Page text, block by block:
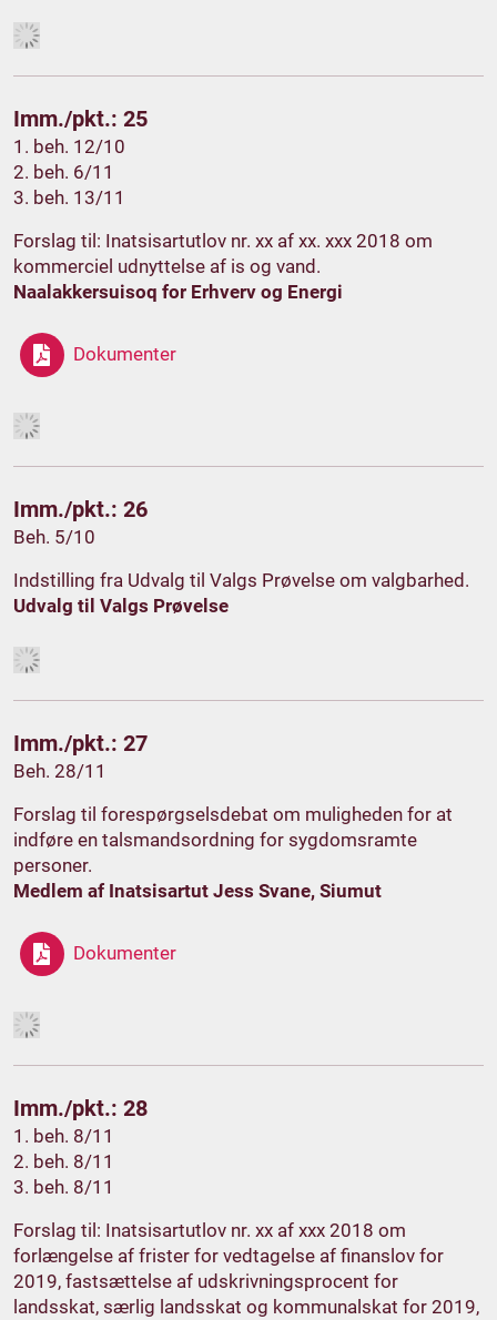
Imm./pkt.: 25
1. beh. 12/10
2. beh. 6/11
3. beh. 13/11
Forslag til: Inatsisartutlov nr. xx af xx. xxx 2018 om
kommerciel udnyttelse af is og vand.
Naalakkersuisoq for Erhverv og Energi
Dokumenter
Imm./pkt.: 26
Beh. 5/10
Indstilling fra Udvalg til Valgs Prøvelse om valgbarhed.
Udvalg til Valgs Prøvelse
Imm./pkt.: 27
Beh. 28/11
Forslag til forespørgselsdebat om muligheden for at
indføre en talsmandsordning for sygdomsramte
personer.
Medlem af Inatsisartut Jess Svane, Siumut
Dokumenter
Imm./pkt.: 28
1. beh. 8/11
2. beh. 8/11
3. beh. 8/11
Forslag til: Inatsisartutlov nr. xx af xxx 2018 om
forlængelse af frister for vedtagelse af finanslov for
2019, fastsættelse af udskrivningsprocent for
landsskat, særlig landsskat og kommunalskat for 2019,